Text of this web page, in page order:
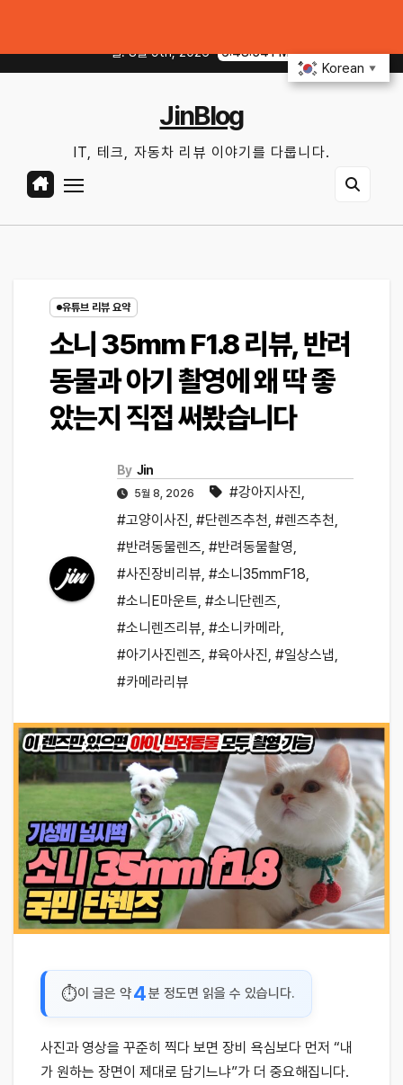
일. 8월 9th, 2026 6:48:55 PM
JinBlog
IT, 테크, 자동차 리뷰 이야기를 다룹니다.
유튜브 리뷰 요약
소니 35mm F1.8 리뷰, 반려
동물과 아기 촬영에 왜 딱 좋
았는지 직접 써봤습니다
By Jin
5월 8, 2026 #강아지사진,
#고양이사진, #단렌즈추천, #렌즈추천,
#반려동물렌즈, #반려동물촬영,
#사진장비리뷰, #소니35mmF18,
#소니E마운트, #소니단렌즈,
#소니렌즈리뷰, #소니카메라,
#아기사진렌즈, #육아사진, #일상스냅,
#카메라리뷰
이 글은 약4분 정도면 읽을 수 있습니다.
사진과 영상을 꾸준히 찍다 보면 장비 욕심보다 먼저 “내
가 원하는 장면이 제대로 담기느냐”가 더 중요해집니다.
Korean ▼